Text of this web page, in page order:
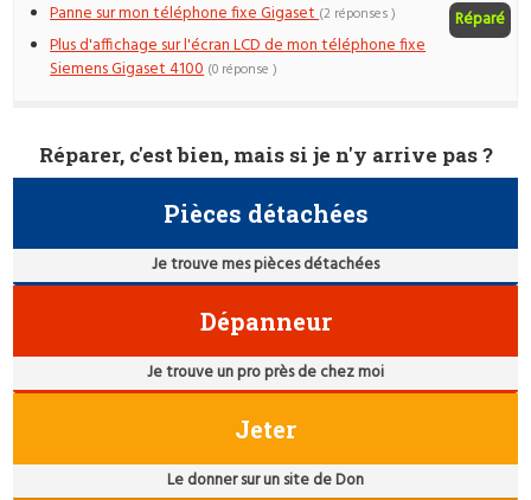
Panne sur mon téléphone fixe Gigaset Réparé
(2 réponses )
Plus d'affichage sur l'écran LCD de mon téléphone fixe
Siemens Gigaset 4100 (0 réponse )
Réparer, c'est bien, mais si je n'y arrive pas ?
Pièces détachées
Je trouve mes pièces détachées
Dépanneur
Je trouve un pro près de chez moi
Jeter
Le donner sur un site de Don